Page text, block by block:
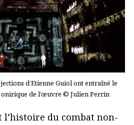
d’Etienne Guiol ont entraîné le
de l’œuvre © Julien Perrin
l’histoire du combat non-